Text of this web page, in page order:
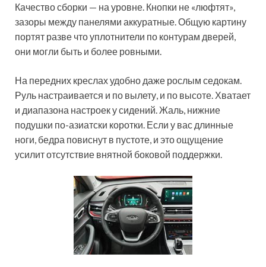
Качество сборки — на уровне. Кнопки не «люфтят»,
зазоры между панелями аккуратные. Общую картину
портят разве что уплотнители по контурам дверей,
они могли быть и более ровными.
На передних креслах удобно даже рослым седокам.
Руль настраивается и по вылету, и по высоте. Хватает
и диапазона настроек у сидений. Жаль, нижние
подушки по-азиатски коротки. Если у вас длинные
ноги, бедра повиснут в пустоте, и это ощущение
усилит отсутствие внятной боковой поддержки.